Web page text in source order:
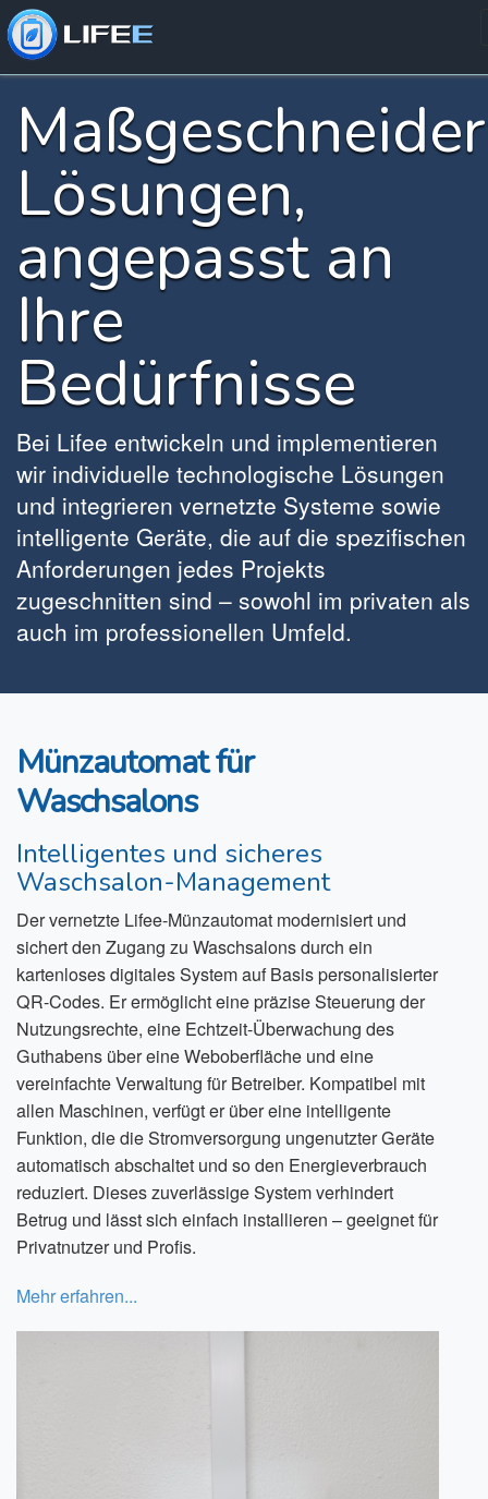
Lösungen,
angepasst an
Ihre
Bedürfnisse
Bei Lifee entwickeln und implementieren
wir individuelle technologische Lösungen
und integrieren vernetzte Systeme sowie
intelligente Geräte, die auf die spezifischen
Anforderungen jedes Projekts
zugeschnitten sind – sowohl im privaten als
auch im professionellen Umfeld.
Münzautomat für
Waschsalons
Intelligentes und sicheres
Waschsalon-Management
Der vernetzte Lifee-Münzautomat modernisiert und
sichert den Zugang zu Waschsalons durch ein
kartenloses digitales System auf Basis personalisierter
QR-Codes. Er ermöglicht eine präzise Steuerung der
Nutzungsrechte, eine Echtzeit-Überwachung des
Guthabens über eine Weboberfläche und eine
vereinfachte Verwaltung für Betreiber. Kompatibel mit
allen Maschinen, verfügt er über eine intelligente
Funktion, die die Stromversorgung ungenutzter Geräte
automatisch abschaltet und so den Energieverbrauch
reduziert. Dieses zuverlässige System verhindert
Betrug und lässt sich einfach installieren – geeignet für
Privatnutzer und Profis.
Mehr erfahren...